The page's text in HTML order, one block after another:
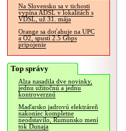
Na Slovensku sa v tichosti
vypína ADSL v lokalitách s
VDSL, už 31. mája
Orange sa doťahuje na UPC
a O2, spustí 2.5 Gbps
pripojenie
Top správy
Alza nasadila dve novinky,
jednu užitočnú a jednu
kontroverznú
Maďarsko jadrovú elektráreň
nakoniec kompletne
neodstavilo, Rumunsko mení
tok Dunaja